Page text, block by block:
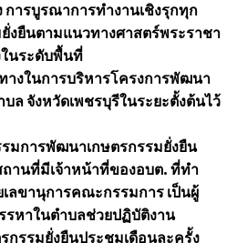
การบูรณาการทำงานเชิงรุกทุก
งยืนตามแนวทางศาสตร์พระราชา
ในระดับพื้นที่
งในการบริหารโครงการพัฒนา
ล จังหวัดเพชรบุรีในระยะตั้งต้นไว้
มการพัฒนาเกษตรกรรมยั่งยืน
านที่มีเจ้าหน้าที่ของอบต. ที่ทำ
ลขานุการคณะกรรมการ เป็นผู้
หาในตำบลช่วยปฏิบัติงาน
กรรมยั่งยืนประชุมเดือนละครั้ง